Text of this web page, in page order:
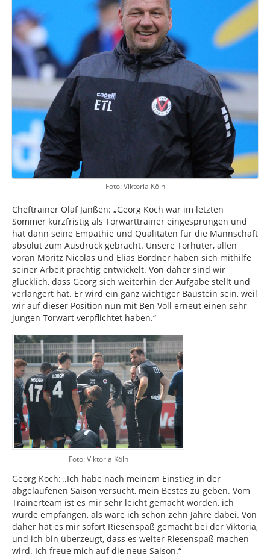
Foto: Viktoria Köln
Cheftrainer Olaf Janßen: „Georg Koch war im letzten
Sommer kurzfristig als Torwarttrainer eingesprungen und
hat dann seine Empathie und Qualitäten für die Mannschaft
absolut zum Ausdruck gebracht. Unsere Torhüter, allen
voran Moritz Nicolas und Elias Bördner haben sich mithilfe
seiner Arbeit prächtig entwickelt. Von daher sind wir
glücklich, dass Georg sich weiterhin der Aufgabe stellt und
verlängert hat. Er wird ein ganz wichtiger Baustein sein, weil
wir auf dieser Position nun mit Ben Voll erneut einen sehr
jungen Torwart verpflichtet haben.“
Foto: Viktoria Köln
Georg Koch: „Ich habe nach meinem Einstieg in der
abgelaufenen Saison versucht, mein Bestes zu geben. Vom
Trainerteam ist es mir sehr leicht gemacht worden, ich
wurde empfangen, als wäre ich schon zehn Jahre dabei. Von
daher hat es mir sofort Riesenspaß gemacht bei der Viktoria,
und ich bin überzeugt, dass es weiter Riesenspaß machen
wird. Ich freue mich auf die neue Saison.“